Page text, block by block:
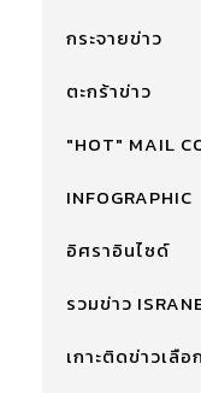
กระจายข่าว
ตะกร้าข่าว
"HOT" MAIL
INFOGRAPHIC
อิศราอินไซด์
รวมข่าว
เกาะติดข่าวเลื